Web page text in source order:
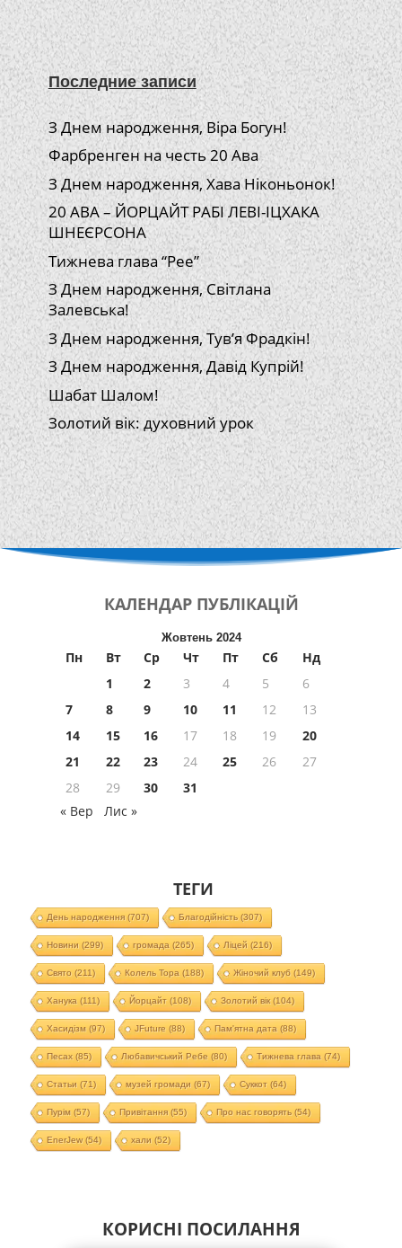
Последние записи
З Днем народження, Віра Богун!
Фарбренген на честь 20 Ава
З Днем народження, Хава Ніконьонок!
20 АВА – ЙОРЦАЙТ РАБІ ЛЕВІ-ІЦХАКА
ШНЕЄРСОНА
Тижнева глава “Рее”
З Днем народження, Світлана
Залевська!
З Днем народження, Тув’я Фрадкін!
З Днем народження, Давід Купрій!
Шабат Шалом!
Золотий вік: духовний урок
КАЛЕНДАР ПУБЛІКАЦІЙ
Жовтень 2024
Пн Вт Ср Чт Пт Сб
Нд
1
2 3 4 5
6
7
8 9 10 11 12
13
14
15 16 17 18 19
20
21
22 23 24 25 26
27
28
29 30
31
« Вер
Лис »
ТЕГИ
День народження(707) Благодійність (307)
Новини (299) громада (265) Ліцей (216)
Свято (211) Колель Тора (188) Жіночий клуб (149)
Ханука (111) Йорцайт (108) Золотий вік(104)
Хасидізм (97) JFuture (88) Пам'ятна дата (88)
Песах(85) Любавичський Ребе (80) Тижнева глава (74)
Статьи (71) музей громади (67) Суккот (64)
Пурім (57) Привітання(55) Про нас говорять (54)
EnerJew(54) хали (52)
КОРИСНІ ПОСИЛАННЯ